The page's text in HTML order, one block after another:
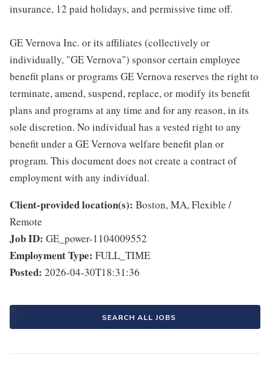
insurance, 12 paid holidays, and permissive time off.
GE Vernova Inc. or its affiliates (collectively or
individually, "GE Vernova") sponsor certain employee
benefit plans or programs GE Vernova reserves the right to
terminate, amend, suspend, replace, or modify its benefit
plans and programs at any time and for any reason, in its
sole discretion. No individual has a vested right to any
benefit under a GE Vernova welfare benefit plan or
program. This document does not create a contract of
employment with any individual.
Client-provided location(s): Boston, MA, Flexible /
Remote
Job ID: GE_power-1104009552
Employment Type: FULL_TIME
Posted: 2026-04-30T18:31:36
SEARCH ALL JOBS